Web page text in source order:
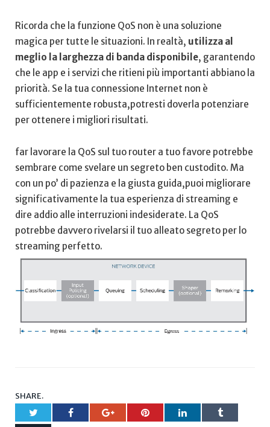
Ricorda che la ‌funzione QoS non ‌è una soluzione
magica per tutte le situazioni. In realtà,‌ utilizza al
meglio la larghezza di banda disponibile, garantendo
che​ le app e i servizi ​che ritieni più importanti abbiano​ la‌
priorità. ​Se la tua connessione Internet non è
sufficientemente robusta,potresti doverla potenziare
per ottenere i migliori risultati.
far lavorare la QoS ‍sul‍ tuo⁤ router ​a ⁢tuo favore potrebbe
sembrare come svelare un segreto ben custodito. Ma
con un po’ di pazienza e la giusta guida,puoi migliorare
⁤significativamente la tua esperienza di streaming e
dire addio alle interruzioni‍ indesiderate. La QoS
potrebbe davvero‍ rivelarsi il tuo⁣ alleato segreto per lo
streaming perfetto.
SHARE.
Twitter Facebook Google+Pinterest LinkedIn Tumblr